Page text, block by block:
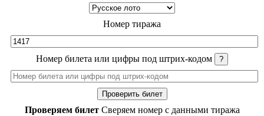
Номер тиража
Номер билета или цифры под штрих-кодом ?
Проверить билет
Проверяем билет Сверяем номер с данными тиража